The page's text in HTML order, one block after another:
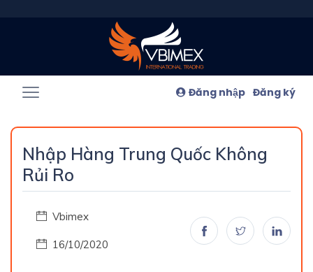
Đăng nhập Đăng ký
Nhập Hàng Trung Quốc Không
Rủi Ro
Vbimex
16/10/2020